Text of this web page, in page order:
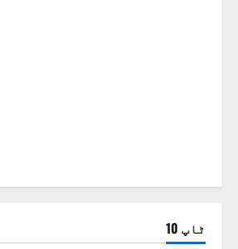
ٹاپ 10